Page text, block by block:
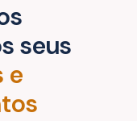
seus
e